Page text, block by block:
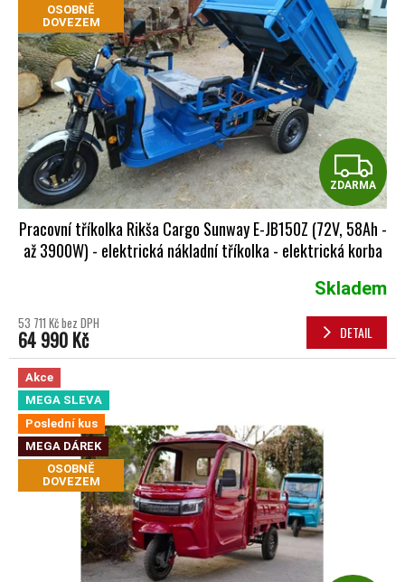
OSOBNĚ
DOVEZEM
ZDARMA
Pracovní tříkolka Rikša Cargo Sunway E-JB150Z (72V, 58Ah -
až 3900W) - elektrická nákladní tříkolka - elektrická korba
Skladem
53 711 Kč bez DPH
64 990 Kč DETAIL
Akce
MEGA SLEVA
Poslední kus
MEGA DÁREK
OSOBNĚ
DOVEZEM